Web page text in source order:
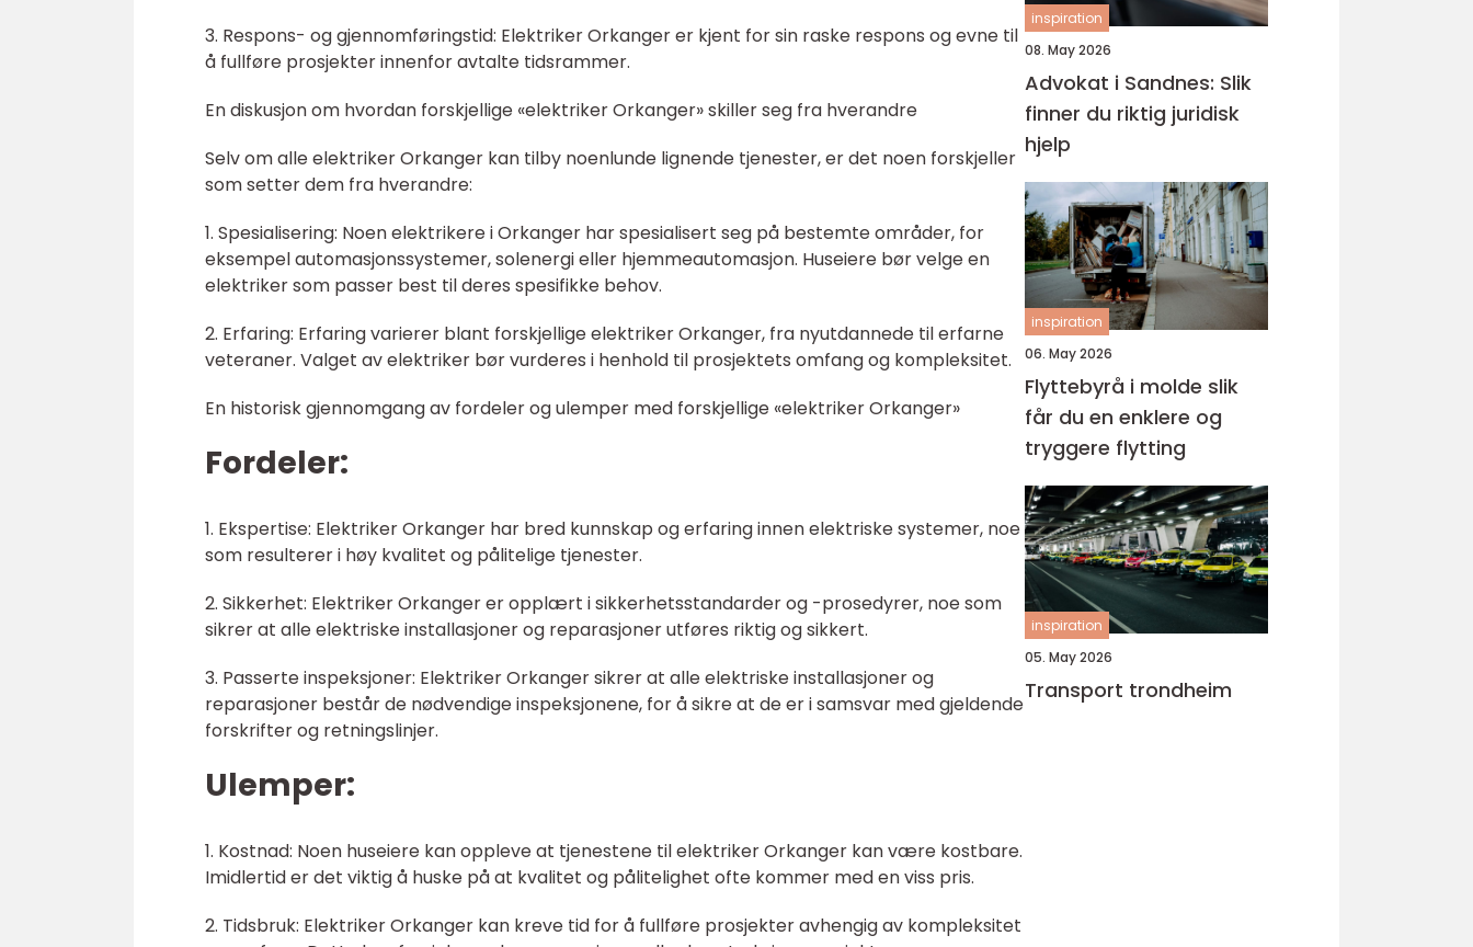
3. Respons- og gjennomføringstid: Elektriker Orkanger er kjent for sin raske respons og evne til
å fullføre prosjekter innenfor avtalte tidsrammer.
En diskusjon om hvordan forskjellige «elektriker Orkanger» skiller seg fra hverandre
Selv om alle elektriker Orkanger kan tilby noenlunde lignende tjenester, er det noen forskjeller
som setter dem fra hverandre:
1. Spesialisering: Noen elektrikere i Orkanger har spesialisert seg på bestemte områder, for
eksempel automasjonssystemer, solenergi eller hjemmeautomasjon. Huseiere bør velge en
elektriker som passer best til deres spesifikke behov.
2. Erfaring: Erfaring varierer blant forskjellige elektriker Orkanger, fra nyutdannede til erfarne
veteraner. Valget av elektriker bør vurderes i henhold til prosjektets omfang og kompleksitet.
En historisk gjennomgang av fordeler og ulemper med forskjellige «elektriker Orkanger»
Fordeler:
1. Ekspertise: Elektriker Orkanger har bred kunnskap og erfaring innen elektriske systemer, noe
som resulterer i høy kvalitet og pålitelige tjenester.
2. Sikkerhet: Elektriker Orkanger er opplært i sikkerhetsstandarder og -prosedyrer, noe som
sikrer at alle elektriske installasjoner og reparasjoner utføres riktig og sikkert.
3. Passerte inspeksjoner: Elektriker Orkanger sikrer at alle elektriske installasjoner og
reparasjoner består de nødvendige inspeksjonene, for å sikre at de er i samsvar med gjeldende
forskrifter og retningslinjer.
Ulemper:
1. Kostnad: Noen huseiere kan oppleve at tjenestene til elektriker Orkanger kan være kostbare.
Imidlertid er det viktig å huske på at kvalitet og pålitelighet ofte kommer med en viss pris.
2. Tidsbruk: Elektriker Orkanger kan kreve tid for å fullføre prosjekter avhengig av kompleksitet
inspiration
08. May 2026
Advokat i Sandnes: Slik
finner du riktig juridisk
hjelp
inspiration
06. May 2026
Flyttebyrå i molde slik
får du en enklere og
tryggere flytting
inspiration
05. May 2026
Transport trondheim